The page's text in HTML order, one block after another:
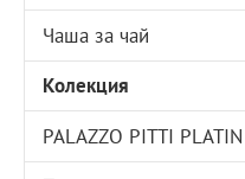
Чаша за чай
Колекция
PALAZZO PITTI PLATIN